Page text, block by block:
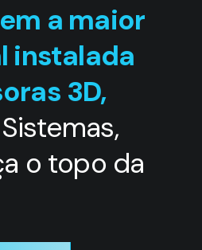
a maior
instalada
3D,
o topo da